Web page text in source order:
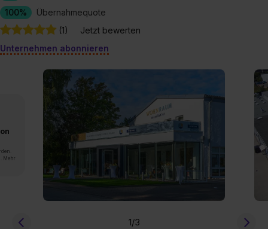
100%
Übernahmequote
(1)
Jetzt bewerten
Unternehmen abonnieren
Mehr
1/3